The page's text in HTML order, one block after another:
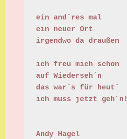
ein and´res mal
ein neuer Ort
irgendwo da draußen
ich freu mich schon
auf Wiederseh´n
das war´s für heut´
ich muss jetzt geh´n!
Andy Hagel